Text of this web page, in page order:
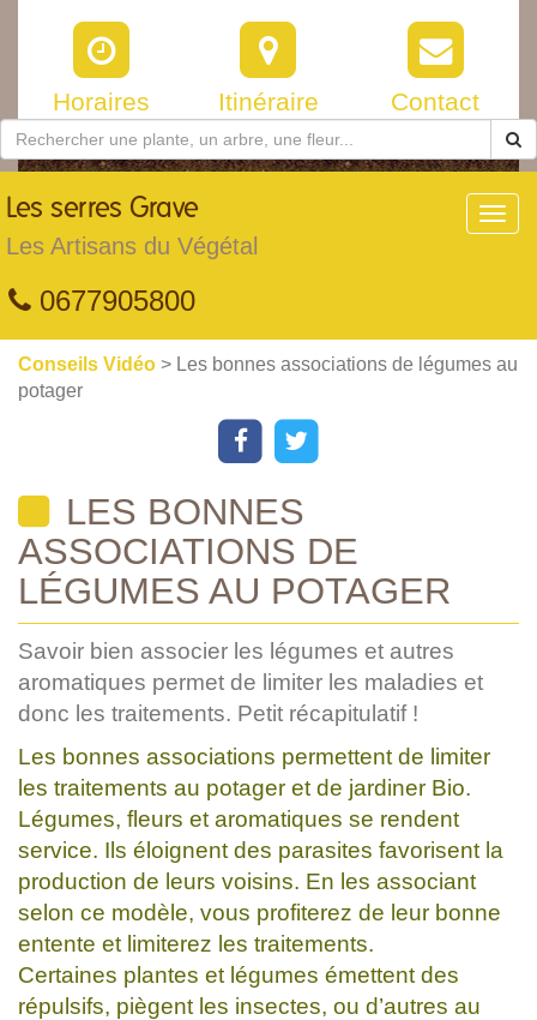
Horaires Itinéraire Contact
Les serres Grave
Les Artisans du Végétal
0677905800
Conseils Vidéo > Les bonnes associations de légumes au
potager
LES BONNES
ASSOCIATIONS DE
LÉGUMES AU POTAGER
Savoir bien associer les légumes et autres
aromatiques permet de limiter les maladies et
donc les traitements. Petit récapitulatif !
Les bonnes associations permettent de limiter
les traitements au potager et de jardiner Bio.
Légumes, fleurs et aromatiques se rendent
service. Ils éloignent des parasites favorisent la
production de leurs voisins. En les associant
selon ce modèle, vous profiterez de leur bonne
entente et limiterez les traitements.
Certaines plantes et légumes émettent des
répulsifs, piègent les insectes, ou d’autres au